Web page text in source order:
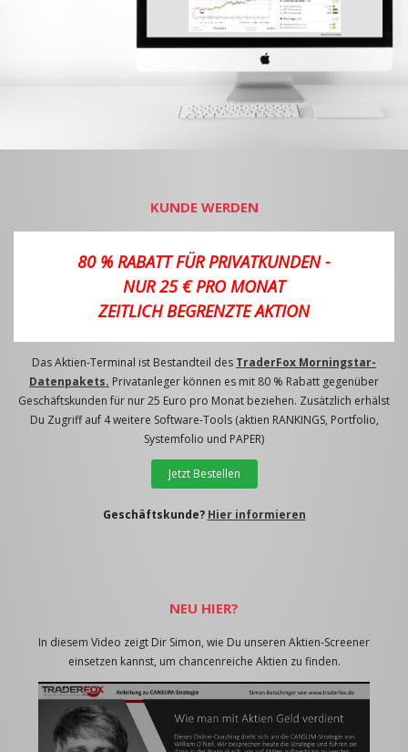
KUNDE WERDEN
80 % RABATT FÜR PRIVATKUNDEN -
NUR 25 € PRO MONAT
ZEITLICH BEGRENZTE AKTION
Das Aktien-Terminal ist Bestandteil des TraderFox Morningstar-
Datenpakets. Privatanleger können es mit 80 % Rabatt gegenüber
Geschäftskunden für nur 25 Euro pro Monat beziehen. Zusätzlich erhälst
Du Zugriff auf 4 weitere Software-Tools (aktien RANKINGS, Portfolio,
Systemfolio und PAPER)
Jetzt Bestellen
Geschäftskunde? Hier informieren
NEU HIER?
In diesem Video zeigt Dir Simon, wie Du unseren Aktien-Screener
einsetzen kannst, um chancenreiche Aktien zu finden.